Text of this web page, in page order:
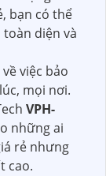
bạn có thể
diện và
việc bảo
mọi nơi.
VPH-
những ai
rẻ nhưng
cao.